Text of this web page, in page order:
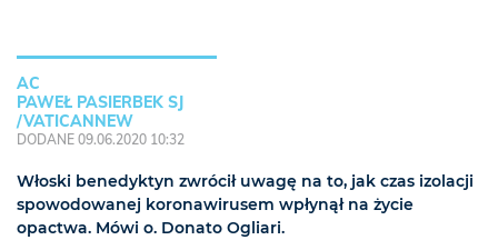
AC
PAWEŁ PASIERBEK SJ
/VATICANNEW
DODANE 09.06.2020 10:32
Włoski benedyktyn zwrócił uwagę na to, jak czas izolacji
spowodowanej koronawirusem wpłynął na życie
opactwa. Mówi o. Donato Ogliari.